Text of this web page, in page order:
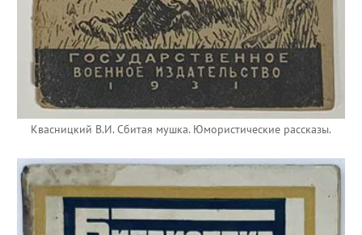
Квасницкий В.И. Сбитая мушка. Юмористические рассказы.